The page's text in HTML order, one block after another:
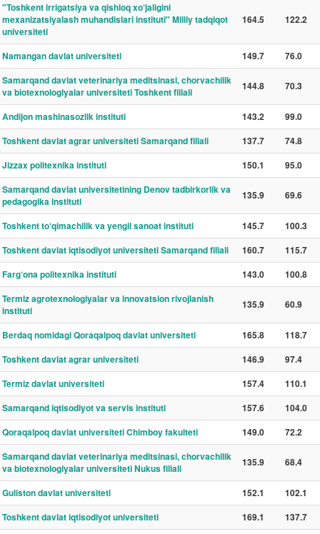
"Toshkent irrigatsiya va qishloq xo‘jaligini
mexanizatsiyalash muhandislari instituti" Milliy tadqiqot
universiteti
164.5 122.2
Namangan davlat universiteti 149.7
76.0
Samarqand davlat veterinariya meditsinasi, chorvachilik
va biotexnologiyalar universiteti Toshkent filiali
144.8 70.3
Andijon mashinasozlik instituti 143.2
99.0
Toshkent davlat agrar universiteti Samarqand filiali
137.7
74.8
Jizzax politexnika instituti
150.1
95.0
Samarqand davlat universitetining Denov tadbirkorlik va
pedagogika instituti
135.9 69.6
Toshkent to‘qimachilik va yengil sanoat instituti 145.7
100.3
Toshkent davlat iqtisodiyot universiteti Samarqand filiali
160.7
115.7
Farg‘ona politexnika instituti
143.0
100.8
Termiz agrotexnologiyalar va innovatsion rivojlanish
instituti
135.9 60.9
Berdaq nomidagi Qoraqalpoq davlat universiteti 165.8
118.7
Toshkent davlat agrar universiteti
146.9
97.4
Termiz davlat universiteti
157.4
110.1
Samarqand iqtisodiyot va servis instituti
157.6
104.0
Qoraqalpoq davlat universiteti Chimboy fakulteti
149.0
72.2
Samarqand davlat veterinariya meditsinasi, chorvachilik
va biotexnologiyalar universiteti Nukus filiali
135.9 68.4
Guliston davlat universiteti 152.1
102.1
Toshkent davlat iqtisodiyot universiteti
169.1
137.7